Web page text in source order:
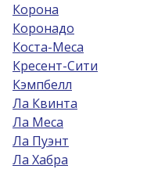
Корона
Коронадо
Коста-Меса
Кресент-Сити
Кэмпбелл
Ла Квинта
Ла Меса
Ла Пуэнт
Ла Хабра